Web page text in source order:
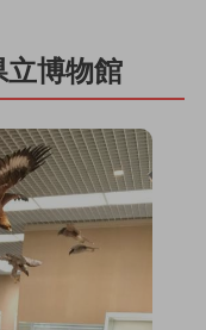
立博物館